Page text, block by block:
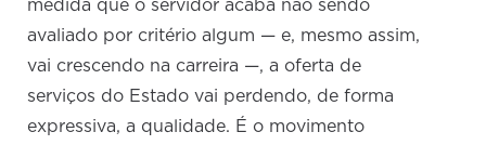
medida que o servidor acaba não sendo
avaliado por critério algum — e, mesmo assim,
vai crescendo na carreira —, a oferta de
serviços do Estado vai perdendo, de forma
expressiva, a qualidade. É o movimento